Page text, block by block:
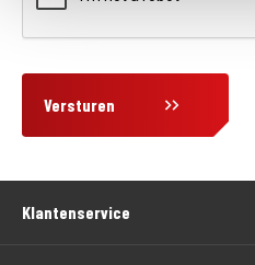
Versturen
Klantenservice